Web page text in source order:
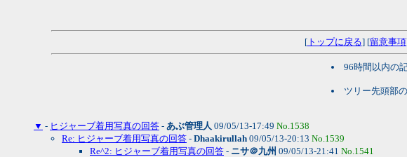
[トップに戻る] [留意事項
96時間以内の
ツリー先頭部
▼ - ヒジャーブ着用写真の回答 - あぶ管理人 09/05/13-17:49 No.1538
Re: ヒジャーブ着用写真の回答 - Dhaakirullah 09/05/13-20:13 No.1539
Re^2: ヒジャーブ着用写真の回答 - ニサ＠九州 09/05/13-21:41 No.1541